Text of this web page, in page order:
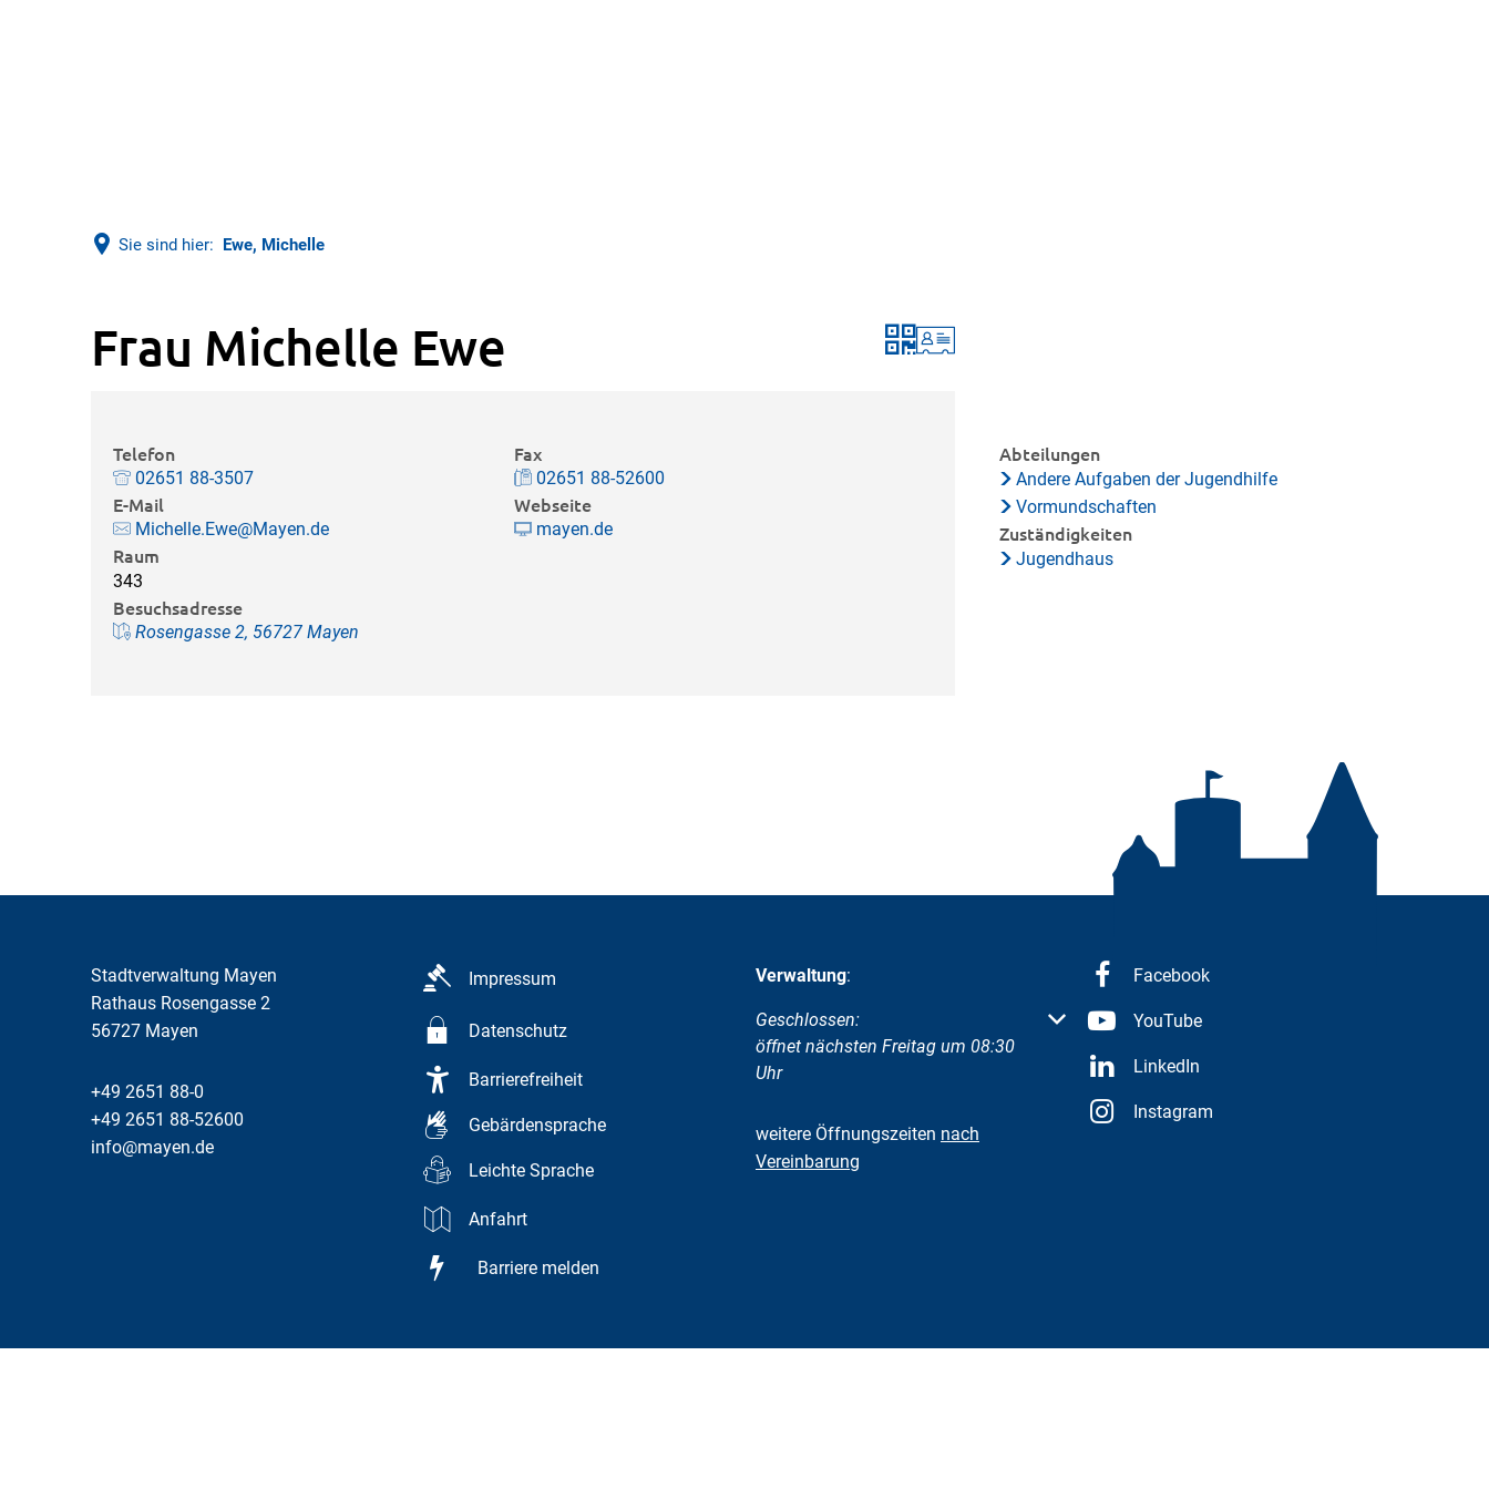
Sie sind hier: Ewe, Michelle
Frau Michelle Ewe
Telefon
02651 88-3507
Fax
02651 88-52600
E-Mail
Michelle.Ewe@Mayen.de
Webseite
mayen.de
Raum
343
Besuchsadresse
Rosengasse 2, 56727 Mayen
Abteilungen
Andere Aufgaben der Jugendhilfe
Vormundschaften
Zuständigkeiten
Jugendhaus
Stadtverwaltung Mayen
Rathaus Rosengasse 2
56727 Mayen
+49 2651 88-0
+49 2651 88-52600
info@mayen.de
Impressum
Datenschutz
Barrierefreiheit
Gebärdensprache
Leichte Sprache
Anfahrt
Barriere melden
Verwaltung:
Klicken, um weitere Öffnungs- oder Schließzeiten auszublenden
Geschlossen:
öffnet nächsten Freitag um 08:30
Uhr
weitere Öffnungszeiten nach
Vereinbarung
Facebook
YouTube
LinkedIn
Instagram